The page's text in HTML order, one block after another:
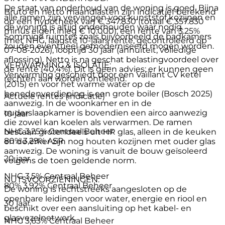
De staat van onderhoud van de woning is goed. Bijna
alle ramen zijn vervangen voor kunststof kozijnen en
de woning is altijd onderhouden waar nodig.
Sommige ruimtes zoals bijvoorbeeld de badkamers
zouden eventueel gemoderniseerd mogen worden.
VERWARMING & ISOLATIE:
Verwarming geschiedt door een Vaillant CV ketel
(2015) en voor het warme water op de
benedenverdieping is een grote boiler (Bosch 2025)
aanwezig. In de woonkamer en in de
ouderslaapkamer is bovendien een airco aanwezig
die zowel kan koelen als verwarmen. De ramen
bestaan grotendeels uit HR glas, alleen in de keuken
en de erker zijn nog houten kozijnen met ouder glas
aanwezig. De woning is vanuit de bouw geïsoleerd
volgens de toen geldende norm.
NUTSVOORZIENINGEN:
De woning is rechtstreeks aangesloten op de
openbare leidingen voor water, energie en riool en
beschikt over een aansluiting op het kabel- en
glasvezelnetwerk.
Bruto en netto maandlasten zijn indicatief berekend
op een hypotheek van € 347.830 (totaal € 357.830
minus eigen inleg € 10.000), een rente van 3.25%
(met NHG, laagste 10-jaars rente, gecontroleerd op
07-08-2026), looptijd 30 jaar (annuïteit, volledige
aflossing). Netto is na geschat belastingvoordeel over
de rente (40,4%). Dit is geen advies; er kunnen geen
rechten aan worden ontleend.
Actuele rentes (indicatie)
10 jaar
NHG 3,25%Centraal Beheer
80% 3,29%ASR
20 jaar
NHG 3,5%Centraal Beheer
80% 3,92%Centraal Beheer
30 jaar
NHG 3,63%Centraal Beheer